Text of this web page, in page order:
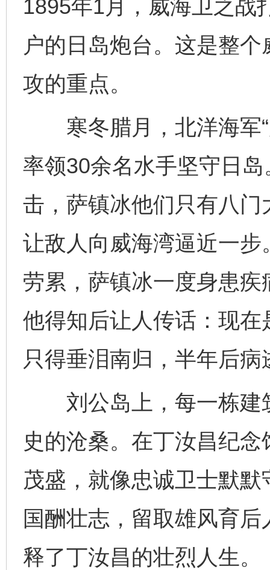
1895年1月，威海卫之战
户的日岛炮台。这是整
攻的重点。
寒冬腊月，北洋海军“
率领30余名水手坚守日
击，萨镇冰他们只有八
让敌人向威海湾逼近一
劳累，萨镇冰一度身患
他得知后让人传话：现
只得垂泪南归，半年后病
刘公岛上，每一栋建
史的沧桑。在丁汝昌纪
茂盛，就像忠诚卫士默
国酬壮志，留取雄风育
释了丁汝昌的壮烈人生。